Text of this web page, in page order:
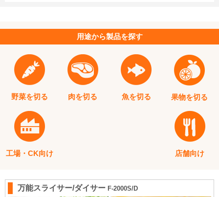
用途から製品を探す
野菜を切る 肉を切る 魚を切る 果物を切る
工場・CK向け 店舗向け
万能スライサー/ダイサー F-2000S/D